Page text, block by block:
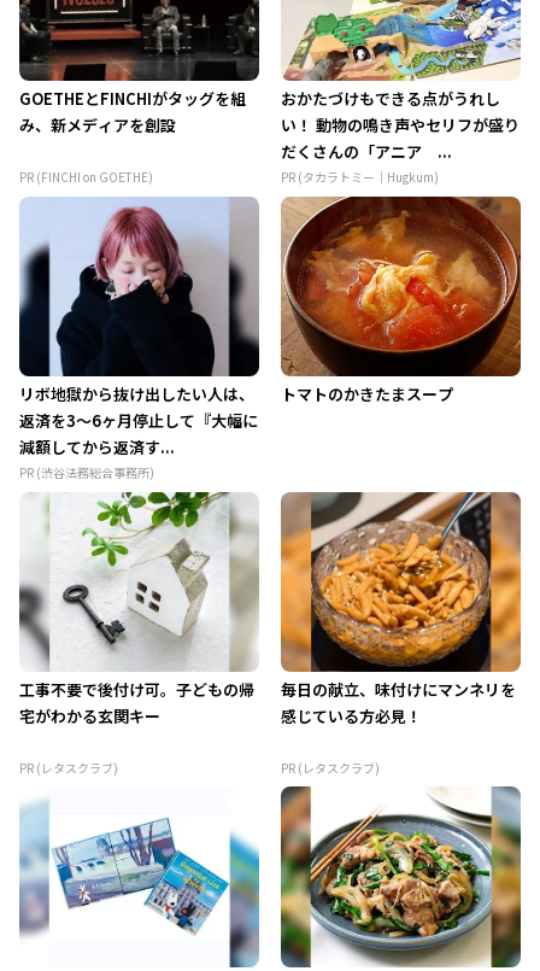
GOETHEとFINCHIがタッグを組
み、新メディアを創設
PR (FINCHI on GOETHE)
おかたづけもできる点がうれし
い！ 動物の鳴き声やセリフが盛り
だくさんの「アニア ...
PR (タカラトミー｜Hugkum)
リボ地獄から抜け出したい人は、
返済を3～6ヶ月停止して『大幅に
減額してから返済す...
PR (渋谷法務総合事務所)
トマトのかきたまスープ
工事不要で後付け可。子どもの帰
宅がわかる玄関キー
PR (レタスクラブ)
毎日の献立、味付けにマンネリを
感じている方必見！
PR (レタスクラブ)